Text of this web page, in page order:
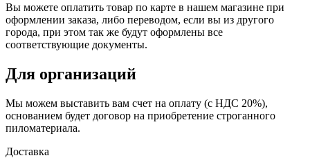
Вы можете оплатить товар по карте в нашем магазине при
оформлении заказа, либо переводом, если вы из другого
города, при этом так же будут оформлены все
соответствующие документы.
Для организаций
Мы можем выставить вам счет на оплату (с НДС 20%),
основанием будет договор на приобретение строганного
пиломатериала.
Доставка